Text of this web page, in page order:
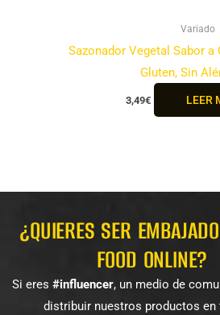
Variado
Sazonador Vegetal Sabor a
Gluten, Sin
3,49€ LEER
¿QUIERES SER
FOOD ONLINE?
Si eres #influencer, un medio de
distribuir nuestros productos en